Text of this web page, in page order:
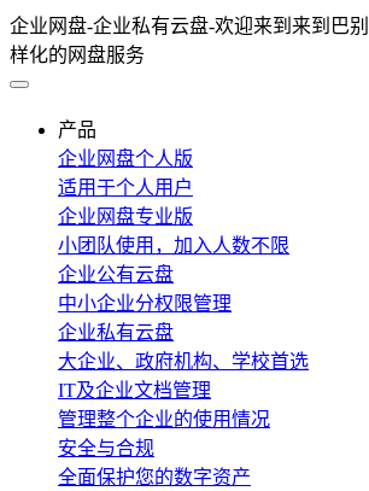
企业网盘-企业私有云盘-欢迎来到来到巴
样化的网盘服务
产品
企业网盘个人版
适用于个人用户
企业网盘专业版
小团队使用，加入人数不限
企业公有云盘
中小企业分权限管理
企业私有云盘
大企业、政府机构、学校首选
IT及企业文档管理
管理整个企业的使用情况
安全与合规
全面保护您的数字资产